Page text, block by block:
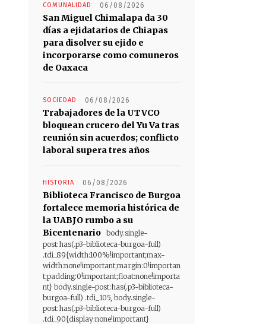
COMUNALIDAD 06/08/2026
San Miguel Chimalapa da 30
días a ejidatarios de Chiapas
para disolver su ejido e
incorporarse como comuneros
de Oaxaca
SOCIEDAD 06/08/2026
Trabajadores de la UTVCO
bloquean crucero del Yu Va tras
reunión sin acuerdos; conflicto
laboral supera tres años
HISTORIA 06/08/2026
Biblioteca Francisco de Burgoa
fortalece memoria histórica de
la UABJO rumbo a su
Bicentenario body.single-
post:has(.p3-biblioteca-burgoa-full)
.tdi_89{width:100%!important;max-
width:none!important;margin:0!importan
t;padding:0!important;float:none!importa
nt} body.single-post:has(.p3-biblioteca-
burgoa-full) .tdi_105, body.single-
post:has(.p3-biblioteca-burgoa-full)
.tdi_90{display:none!important}